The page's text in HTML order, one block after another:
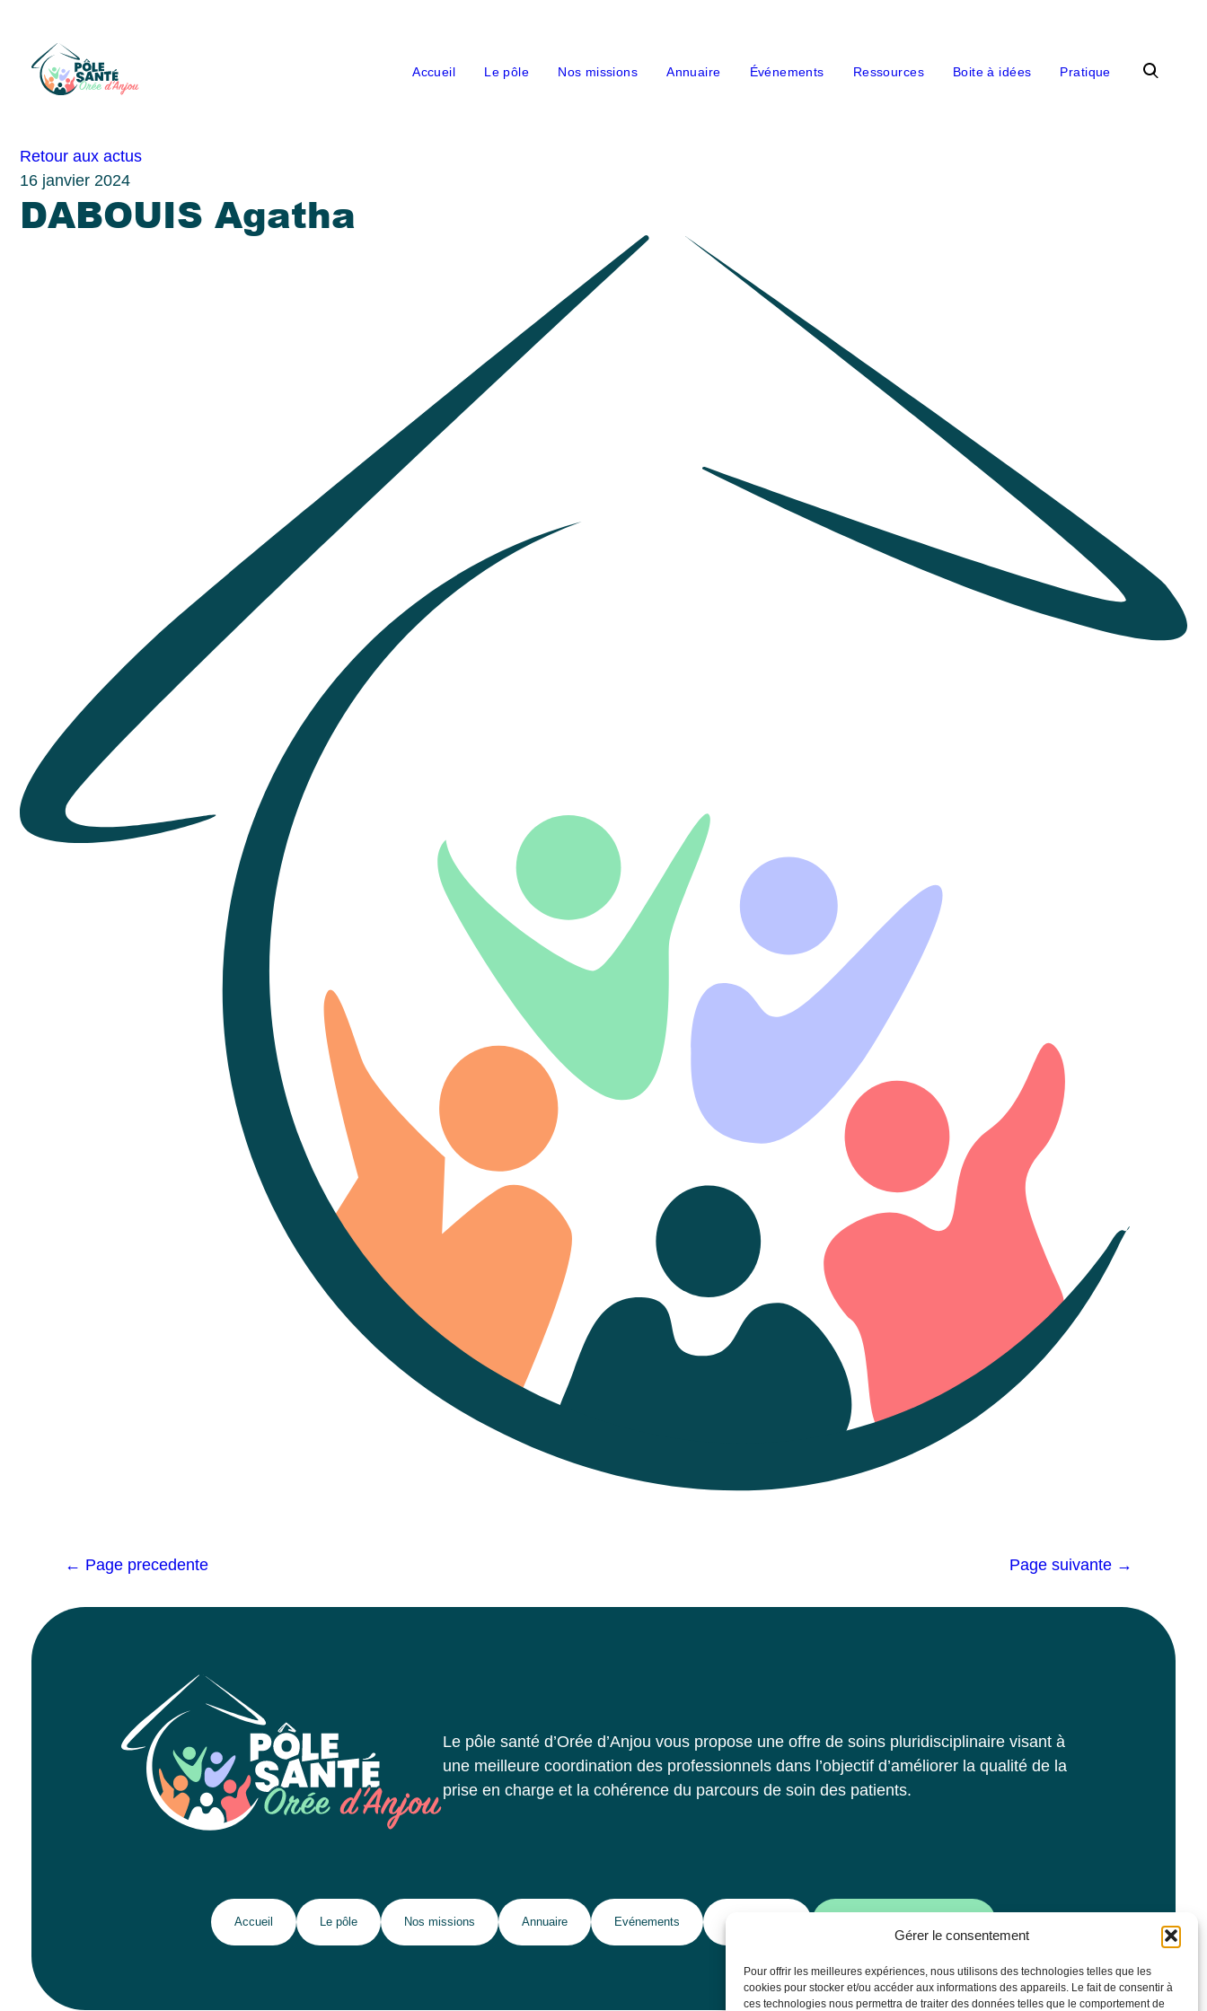
Gérer le consentement
Pour offrir les meilleures expériences, nous utilisons des technologies telles que les
cookies pour stocker et/ou accéder aux informations des appareils. Le fait de consentir à
ces technologies nous permettra de traiter des données telles que le comportement de
Passer
contenu
Accueil Le pôle Nos missions Annuaire Événements Ressources Boite à idées Pratique
Retour aux actus
16 janvier 2024
DABOUIS Agatha
l’article
← Page precedente Page suivante →
Le pôle santé d’Orée d’Anjou vous propose une offre de soins pluridisciplinaire visant à
une meilleure coordination des professionnels dans l’objectif d’améliorer la qualité de la
prise en charge et la cohérence du parcours de soin des patients.
Accueil Le pôle Nos missions Annuaire Evénements